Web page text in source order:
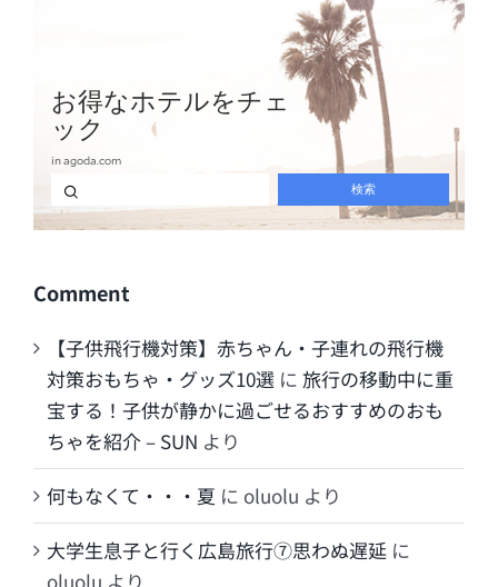
Comment
【子供飛行機対策】赤ちゃん・子連れの飛行機
対策おもちゃ・グッズ10選 に 旅行の移動中に重
宝する！子供が静かに過ごせるおすすめのおも
ちゃを紹介 – SUN より
何もなくて・・・夏 に oluolu より
大学生息子と行く広島旅行⑦思わぬ遅延 に
oluolu より